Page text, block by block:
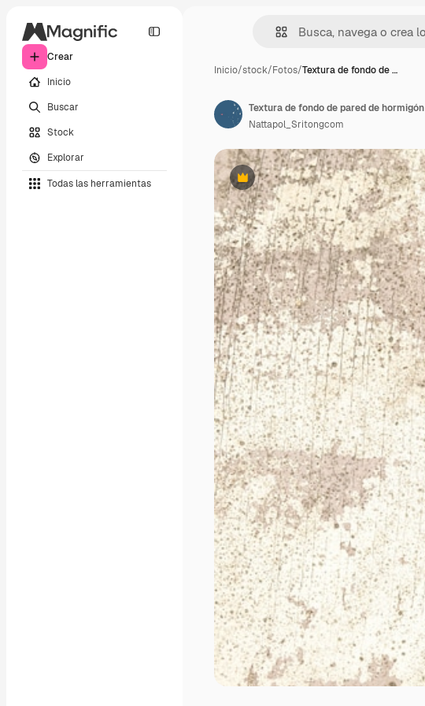
Crear
Inicio
Buscar
Stock
Explorar
Todas las herramientas
Inicio/stock/Fotos/Textura de fondo de …
Premium
Textura de fondo de pared de hormigón
Nattapol_Sritongcom